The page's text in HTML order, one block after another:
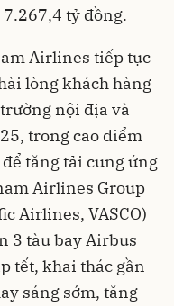
tỷ đồng.
Airlines tiếp tục
lòng khách hàng
nội địa và
trong cao điểm
tăng tải cung ứng
Airlines Group
Airlines, VASCO)
3 tàu bay Airbus
tết, khai thác gần
sáng sớm, tăng